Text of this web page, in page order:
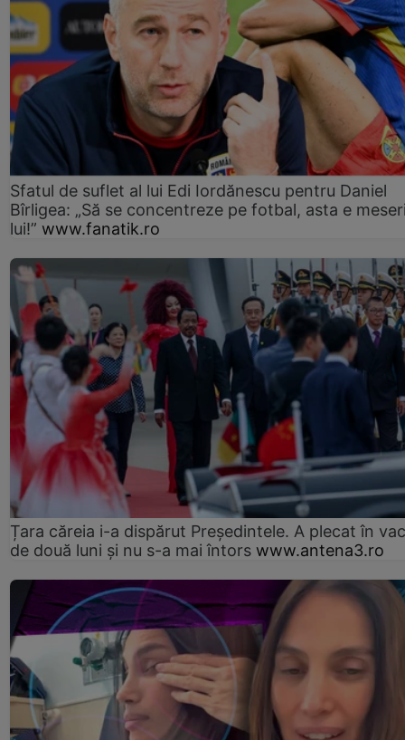
Sfatul de suflet al lui Edi Iordănescu pentru Daniel
Bîrligea: „Să se concentreze pe fotbal, asta e
lui!” www.fanatik.ro
Țara căreia i-a dispărut Președintele. A plecat în
de două luni și nu s-a mai întors www.antena3.ro